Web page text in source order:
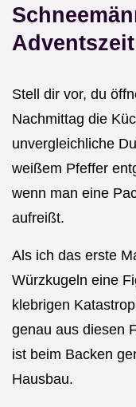
Adventszeit
Stell dir vor, du
Nachmittag die
unvergleichliche
weißem Pfeffer
wenn man eine
aufreißt.
Als ich das erste
Würzkugeln eine
klebrigen
genau aus diesen
ist beim Backen
Hausbau.